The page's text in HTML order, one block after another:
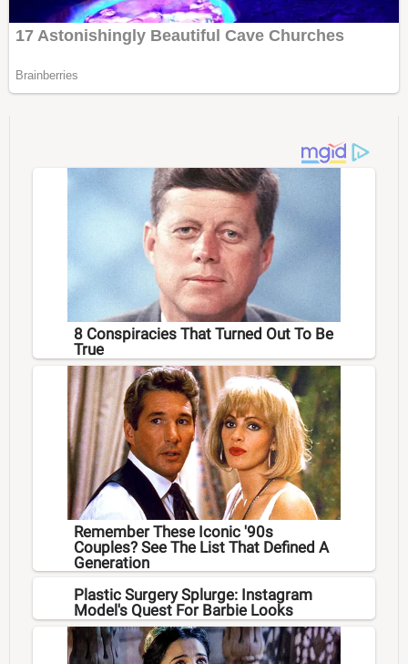
8 Conspiracies That Turned Out To Be
True
Remember These Iconic '90s
Couples? See The List That Defined A
Generation
Plastic Surgery Splurge: Instagram
Model's Quest For Barbie Looks